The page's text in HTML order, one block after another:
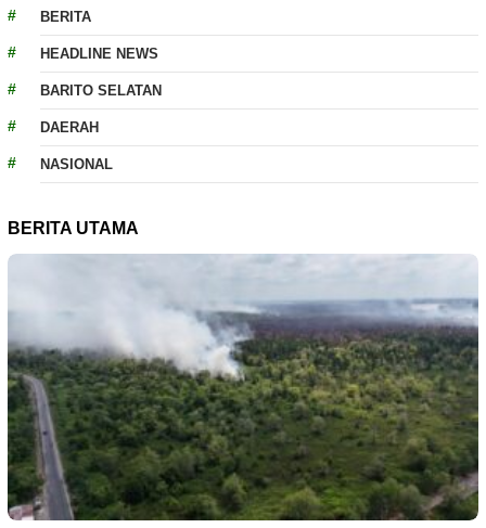
BERITA
HEADLINE NEWS
BARITO SELATAN
DAERAH
NASIONAL
BERITA UTAMA